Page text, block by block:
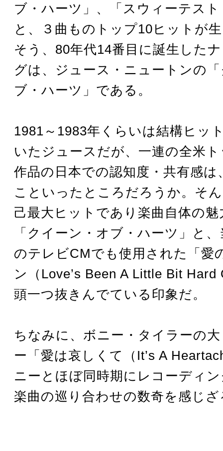
ブ・ハーツ」、「スウィーテス
と、３曲ものトップ10ヒットが
そう、80年代14番目に誕生した
グは、ジュース・ニュートンの
ブ・ハーツ」である。
1981～1983年くらいは結構ヒッ
いたジュースだが、一連の全米
作品の日本での認知度・共有感
こといったところだろうか。そ
己最大ヒットであり楽曲自体の
「クイーン・オブ・ハーツ」と
のテレビCMでも使用された「愛
ン（Love’s Been A Little Bit Hard
頭一つ抜きんでている印象だ。
ちなみに、ボニー・タイラーの
ー「愛は哀しくて（It’s A
ニーとほぼ同時期にレコーディ
楽曲の巡り合わせの数奇を感じ